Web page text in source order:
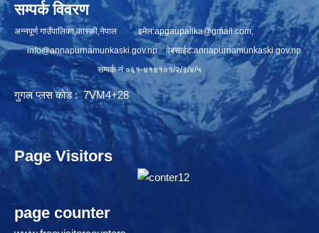
सम्पर्क विवरण
अन्नपूर्ण गाउँपालिका,कास्की,नेपाल इमेल:apgaupalika@gmail.com,
info@annapurnamunkaski.gov.npवेबसाईट:annapurnamunkaski.gov.np
सम्पर्क नं:०६१-४१४१०१/२/३/४/५
गुगल प्लस कोड : 7VM4+28
Page Visitors
page counter